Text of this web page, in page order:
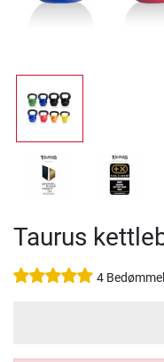
Taurus
4